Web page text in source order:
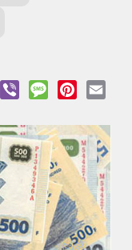
Skype Viber MessagePinterest